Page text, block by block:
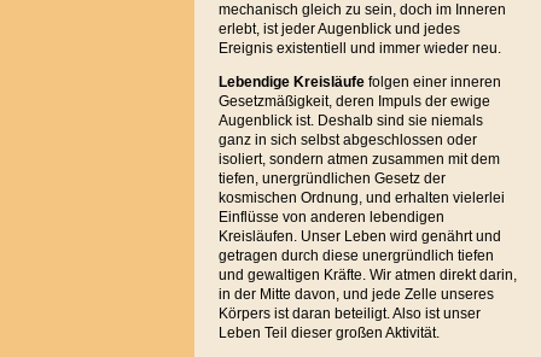
mechanisch gleich zu sein, doch im Inneren
erlebt, ist jeder Augenblick und jedes
Ereignis existentiell und immer wieder neu.
Lebendige Kreisläufefolgen einer inneren
Gesetzmäßigkeit, deren Impuls der ewige
Augenblick ist. Deshalb sind sie niemals
ganz in sich selbst abgeschlossen oder
isoliert, sondern atmen zusammen mit dem
tiefen, unergründlichen Gesetz der
kosmischen Ordnung, und erhalten vielerlei
Einflüsse von anderen lebendigen
Kreisläufen. Unser Leben wird genährt und
getragen durch diese unergründlich tiefen
und gewaltigen Kräfte. Wir atmen direkt darin,
in der Mitte davon, und jede Zelle unseres
Körpers ist daran beteiligt. Also ist unser
Leben Teil dieser großen Aktivität.